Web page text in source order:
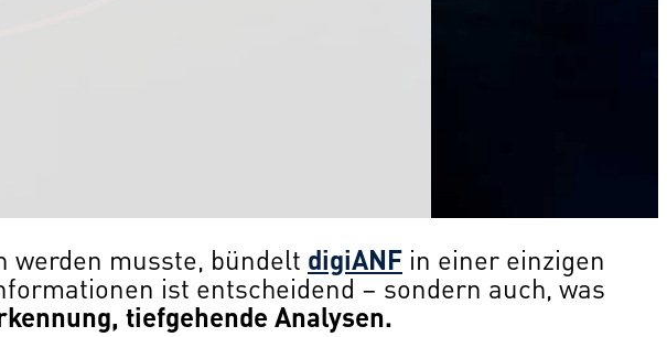
werden musste, bündelt digiANF in einer einzigen
ist entscheidend – sondern auch, was
tiefgehende Analysen.